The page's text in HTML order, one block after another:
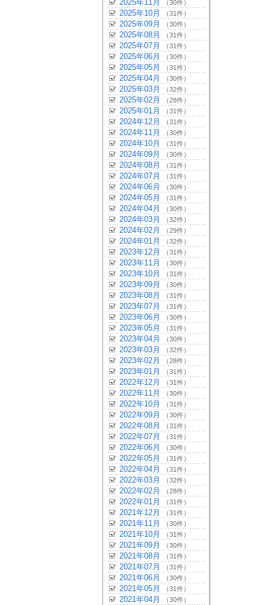
2025年11月 （30件）
2025年10月 （31件）
2025年09月 （30件）
2025年08月 （31件）
2025年07月 （31件）
2025年06月 （30件）
2025年05月 （31件）
2025年04月 （30件）
2025年03月 （32件）
2025年02月 （28件）
2025年01月 （31件）
2024年12月 （31件）
2024年11月 （30件）
2024年10月 （31件）
2024年09月 （30件）
2024年08月 （31件）
2024年07月 （31件）
2024年06月 （30件）
2024年05月 （31件）
2024年04月 （30件）
2024年03月 （32件）
2024年02月 （29件）
2024年01月 （32件）
2023年12月 （31件）
2023年11月 （30件）
2023年10月 （31件）
2023年09月 （30件）
2023年08月 （31件）
2023年07月 （31件）
2023年06月 （30件）
2023年05月 （31件）
2023年04月 （30件）
2023年03月 （32件）
2023年02月 （28件）
2023年01月 （31件）
2022年12月 （31件）
2022年11月 （30件）
2022年10月 （31件）
2022年09月 （30件）
2022年08月 （31件）
2022年07月 （31件）
2022年06月 （30件）
2022年05月 （31件）
2022年04月 （31件）
2022年03月 （32件）
2022年02月 （28件）
2022年01月 （31件）
2021年12月 （31件）
2021年11月 （30件）
2021年10月 （31件）
2021年09月 （30件）
2021年08月 （31件）
2021年07月 （31件）
2021年06月 （30件）
2021年05月 （31件）
2021年04月 （30件）